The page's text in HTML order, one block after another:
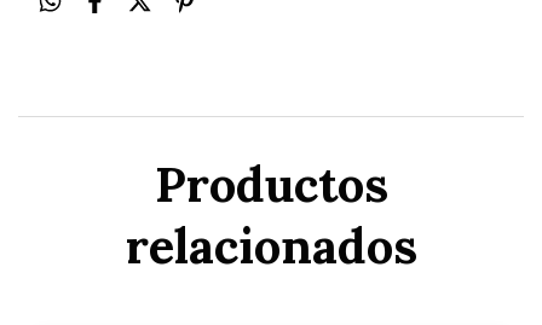
Productos
relacionados